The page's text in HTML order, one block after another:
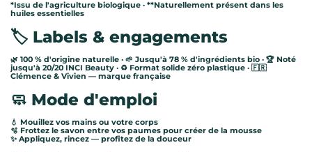
*Issu de l'agriculture biologique · **Naturellement présent dans les
huiles essentielles
🏷️ Labels & engagements
🌿 100 % d'origine naturelle · 🌱 Jusqu'à 78 % d'ingrédients bio · 🏆 Noté
jusqu'à 20/20 INCI Beauty · ♻️ Format solide zéro plastique · 🇫🇷
Clémence & Vivien — marque française
🧼 Mode d'emploi
💧 Mouillez vos mains ou votre corps
🫧 Frottez le savon entre vos paumes pour créer de la mousse
✨ Appliquez, rincez — profitez de la douceur